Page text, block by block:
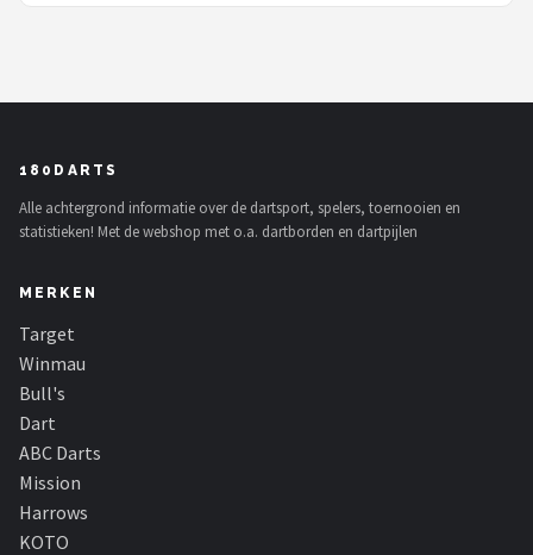
180DARTS
Alle achtergrond informatie over de dartsport, spelers, toernooien en
statistieken! Met de webshop met o.a. dartborden en dartpijlen
MERKEN
Target
Winmau
Bull's
Dart
ABC Darts
Mission
Harrows
KOTO